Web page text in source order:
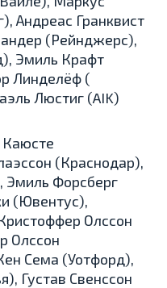
Андреас Гранквист
(Рейнджерс),
Эмиль Крафт
Линделёф (
Люстиг (AIK)
(Краснодар),
Эмиль Форсберг
(Ювентус),
Олссон
Олссон
Сема (Уотфорд),
Густав Свенссон